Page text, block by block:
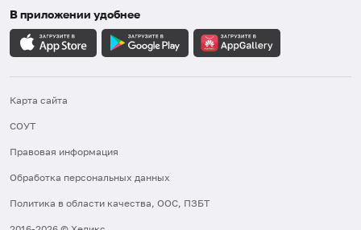
В приложении удобнее
Карта сайта
СОУТ
Правовая информация
Обработка персональных данных
Политика в области качества, ООС, ПЗБТ